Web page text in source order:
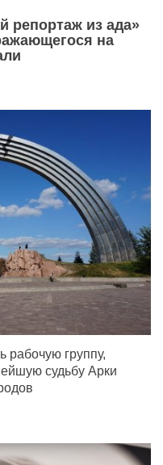
репортаж из ада»
на
рабочую группу,
судьбу Арки